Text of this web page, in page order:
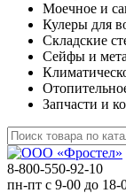
Моечное и
Кулеры для
Складские
Сейфы и
Запчасти и
8-800-550-92-10
пн-пт с 9-00 до 18-